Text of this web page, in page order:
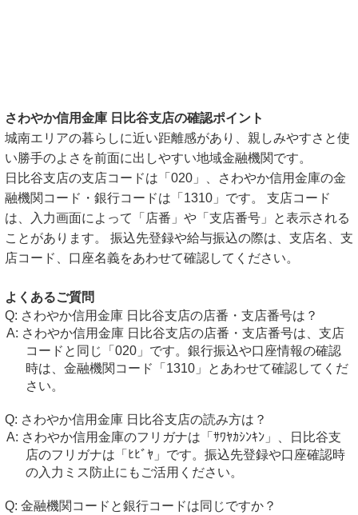
さわやか信用金庫 日比谷支店の確認ポイント
城南エリアの暮らしに近い距離感があり、親しみやすさと使
い勝手のよさを前面に出しやすい地域金融機関です。
日比谷支店の支店コードは「020」、さわやか信用金庫の金
融機関コード・銀行コードは「1310」です。 支店コード
は、入力画面によって「店番」や「支店番号」と表示される
ことがあります。 振込先登録や給与振込の際は、支店名、支
店コード、口座名義をあわせて確認してください。
よくあるご質問
さわやか信用金庫 日比谷支店の店番・支店番号は？
さわやか信用金庫 日比谷支店の店番・支店番号は、支店
コードと同じ「020」です。銀行振込や口座情報の確認
時は、金融機関コード「1310」とあわせて確認してくだ
さい。
さわやか信用金庫 日比谷支店の読み方は？
さわやか信用金庫のフリガナは「ｻﾜﾔｶｼﾝｷﾝ」、日比谷支
店のフリガナは「ﾋﾋﾞﾔ」です。振込先登録や口座確認時
の入力ミス防止にもご活用ください。
金融機関コードと銀行コードは同じですか？